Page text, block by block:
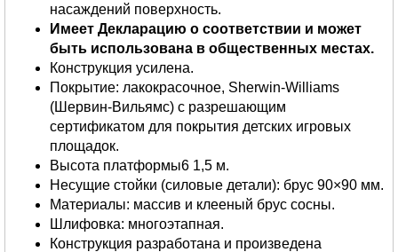
насаждений поверхность.
Имеет Декларацию о соответствии и может
быть использована в общественных местах.
Конструкция усилена.
Покрытие: лакокрасочное, Sherwin-Williams
(Шервин-Вильямс) с разрешающим
сертификатом для покрытия детских игровых
площадок.
Высота платформы6 1,5 м.
Несущие стойки (силовые детали): брус 90×90 мм.
Материалы: массив и клееный брус сосны.
Шлифовка: многоэтапная.
Конструкция разработана и произведена